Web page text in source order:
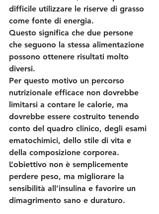
difficile utilizzare le riserve di grasso
come fonte di energia.
Questo significa che due persone
che seguono la stessa alimentazione
possono ottenere risultati molto
diversi.
Per questo motivo un percorso
nutrizionale efficace non dovrebbe
limitarsi a contare le calorie, ma
dovrebbe essere costruito tenendo
conto del quadro clinico, degli esami
ematochimici, dello stile di vita e
della composizione corporea.
L’obiettivo non è semplicemente
perdere peso, ma migliorare la
sensibilità all’insulina e favorire un
dimagrimento sano e duraturo.